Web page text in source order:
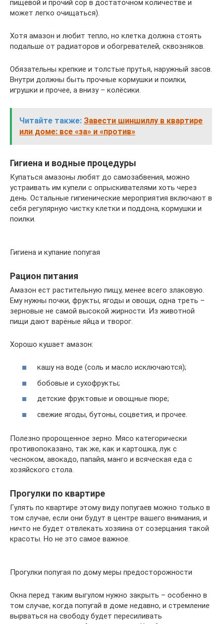
пищевой и прочий сор в достаточном количестве и
может легко очищаться).
Хотя амазон и любит тепло, но клетка должна стоять
подальше от радиаторов и обогревателей, сквозняков.
Обязательны крепкие и толстые прутья, наружный засов.
Внутри должны быть прочные кормушки и поилки,
игрушки и прочее, а внизу – колёсики.
Читайте также: Завести шиншиллу в квартире
или доме: все «за» и «против»
Гигиена и водные процедуры
Купаться амазоны любят до самозабвения, можно
устраивать им купели с опрыскивателями хоть через
день. Остальные гигиенические мероприятия включают в
себя регулярную чистку клетки и поддона, кормушки и
поилки.
Гигиена и купание попугая
Рацион питания
Амазон ест растительную пищу, менее всего злаковую.
Ему нужны почки, фрукты, ягоды и овощи, одна треть –
зерновые не самой высокой жирности. Из животной
пищи дают варёные яйца и творог.
Хорошо кушает амазон:
кашу на воде (соль и масло исключаются);
бобовые и сухофрукты;
детские фруктовые и овощные пюре;
свежие ягоды, бутоны, соцветия, и прочее.
Полезно пророщенное зерно. Мясо категорически
противопоказано, так же, как и картошка, лук с
чесноком, авокадо, папайя, манго и всяческая еда с
хозяйского стола.
Прогулки по квартире
Гулять по квартире этому виду попугаев можно только в
том случае, если они будут в центре вашего внимания, и
ничто не будет отвлекать хозяина от созерцания такой
красоты. Но не это самое важное.
Прогулки попугая по дому меры предосторожности
Окна перед таким выгулом нужно закрыть – особенно в
том случае, когда попугай в доме недавно, и стремление
вырваться на свободу будет пересиливать